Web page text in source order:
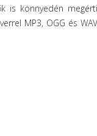
is könnyedén
MP3, OGG és